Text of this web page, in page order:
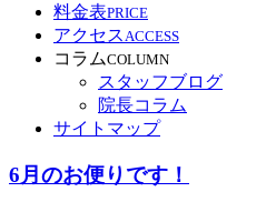
料金表PRICE
アクセス ACCESS
コラムCOLUMN
スタッフブログ
院長コラム
サイトマップ
6月のお便りです！